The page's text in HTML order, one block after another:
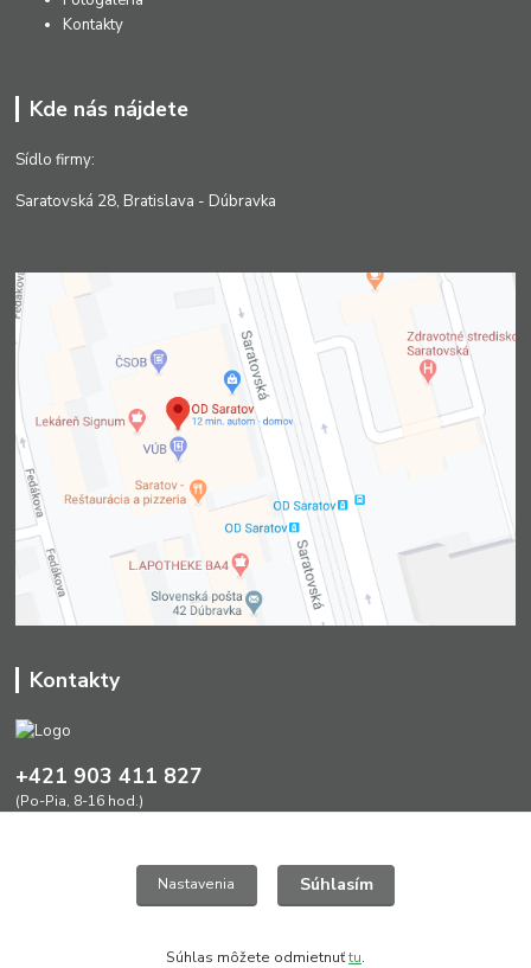
Kontakty
Kde nás nájdete
Sídlo firmy:
Saratovská 28, Bratislava - Dúbravka
Kontakty
+421 903 411 827
(Po-Pia, 8-16 hod.)
Nastavenia Súhlasím
Súhlas môžete odmietnuťtu.